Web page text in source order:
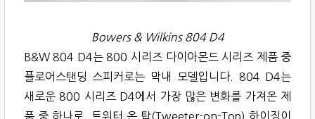
Bowers & Wilkins 804 D4
B&W 804 D4는 800 시리즈 다이아몬드 시리즈 제품 중
플로어스탠딩 스피커로는 막내 모델입니다. 804 D4는
새로운 800 시리즈 D4에서 가장 많은 변화를 가져온 제
품 중 하나로, 트위터 온 탑(Tweeter-on-Top) 하이징이